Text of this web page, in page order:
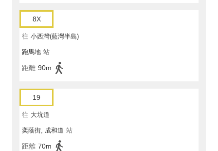
8X
往 小西灣(藍灣半島)
跑馬地 站
距離 90m
19
往 大坑道
奕蔭街, 成和道 站
距離 70m